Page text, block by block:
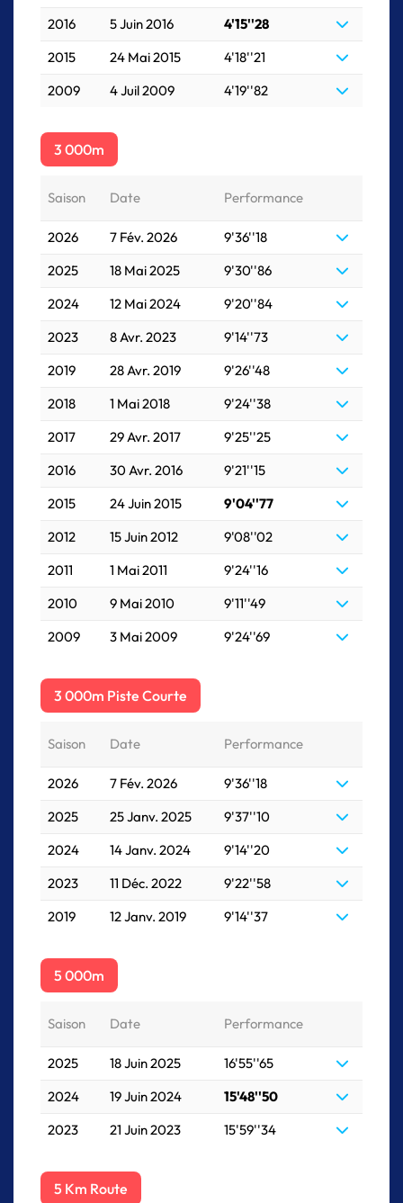
2016
5 Juin 2016
4'15''28
2015
24 Mai 2015
4'18''21
2009
4 Juil 2009 4'19''82
3 000m
Saison Date Performance
2026 7 Fév. 2026
9'36''18
2025
18 Mai 2025
9'30''86
2024
12 Mai 2024
9'20''84
2023
8 Avr. 2023
9'14''73
2019
28 Avr. 2019
9'26''48
2018
1 Mai 2018
9'24''38
2017
29 Avr. 2017
9'25''25
2016
30 Avr. 2016
9'21''15
2015
24 Juin 2015
9'04''77
2012
15 Juin 2012
9'08''02
2011
1 Mai 2011
9'24''16
2010
9 Mai 2010
9'11''49
2009
3 Mai 2009 9'24''69
3 000m Piste Courte
Saison Date Performance
2026 7 Fév. 2026
9'36''18
2025
25 Janv. 2025
9'37''10
2024
14 Janv. 2024
9'14''20
2023
11 Déc. 2022
9'22''58
2019
12 Janv. 2019 9'14''37
5 000m
Saison Date Performance
2025 18 Juin 2025
16'55''65
2024
19 Juin 2024
15'48''50
2023
21 Juin 2023 15'59''34
5 Km Route